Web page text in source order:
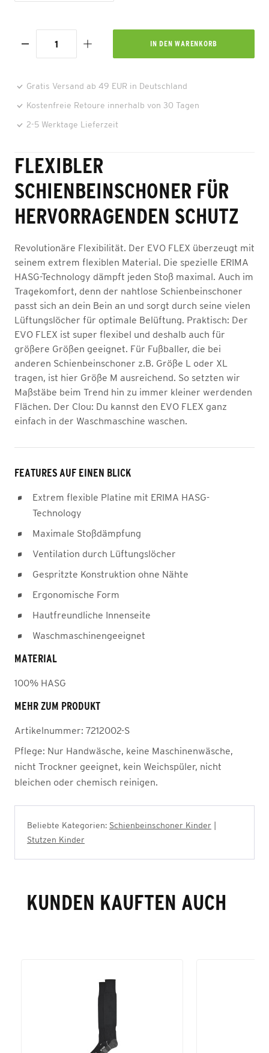
IN DEN WARENKORB
Gratis Versand ab 49 EUR in Deutschland
Kostenfreie Retoure innerhalb von 30 Tagen
2-5 Werktage Lieferzeit
FLEXIBLER
SCHIENBEINSCHONER FÜR
HERVORRAGENDEN SCHUTZ
Revolutionäre Flexibilität. Der EVO FLEX überzeugt mit
seinem extrem flexiblen Material. Die spezielle ERIMA
HASG-Technology dämpft jeden Stoß maximal. Auch im
Tragekomfort, denn der nahtlose Schienbeinschoner
passt sich an dein Bein an und sorgt durch seine vielen
Lüftungslöcher für optimale Belüftung. Praktisch: Der
EVO FLEX ist super flexibel und deshalb auch für
größere Größen geeignet. Für Fußballer, die bei
anderen Schienbeinschoner z.B. Größe L oder XL
tragen, ist hier Größe M ausreichend. So setzten wir
Maßstäbe beim Trend hin zu immer kleiner werdenden
Flächen. Der Clou: Du kannst den EVO FLEX ganz
einfach in der Waschmaschine waschen.
FEATURES AUF EINEN BLICK
Extrem flexible Platine mit ERIMA HASG-
Technology
Maximale Stoßdämpfung
Ventilation durch Lüftungslöcher
Gespritzte Konstruktion ohne Nähte
Ergonomische Form
Hautfreundliche Innenseite
Waschmaschinengeeignet
MATERIAL
100% HASG
MEHR ZUM PRODUKT
Artikelnummer: 7212002-S
Pflege: Nur Handwäsche, keine Maschinenwäsche,
nicht Trockner geeignet, kein Weichspüler, nicht
bleichen oder chemisch reinigen.
Beliebte Kategorien: Schienbeinschoner Kinder
Stutzen Kinder
KUNDEN KAUFTEN AUCH